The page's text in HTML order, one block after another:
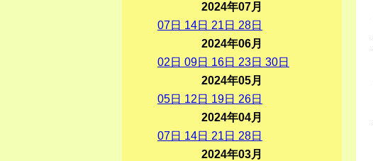
2024年07月
07日 14日 21 日 28日
2024年06月
02 日 09日 16日 23日 30日
2024年05月
05日 12 日 19日 26日
2024年04月
07日 14日 21 日 28日
2024年03月